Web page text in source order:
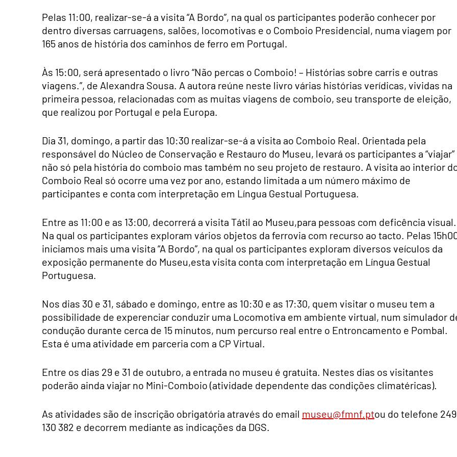
Pelas 11:00, realizar-se-á a visita “A Bordo”, na qual os participantes poderão conhecer por
dentro diversas carruagens, salões, locomotivas e o Comboio Presidencial, numa viagem por
165 anos de história dos caminhos de ferro em Portugal.
Às 15:00, será apresentado o livro “Não percas o Comboio! – Histórias sobre carris e outras
viagens.”, de Alexandra Sousa. A autora reúne neste livro várias histórias verídicas, vividas na
primeira pessoa, relacionadas com as muitas viagens de comboio, seu transporte de eleição,
que realizou por Portugal e pela Europa.
Dia 31, domingo, a partir das 10:30 realizar-se-á a visita ao Comboio Real. Orientada pela
responsável do Núcleo de Conservação e Restauro do Museu, levará os participantes a “viajar”
não só pela história do comboio mas também no seu projeto de restauro. A visita ao interior
Comboio Real só ocorre uma vez por ano, estando limitada a um número máximo de
participantes e conta com interpretação em Língua Gestual Portuguesa.
Entre as 11:00 e as 13:00, decorrerá a visita Tátil ao Museu,para pessoas com deficência visual.
Na qual os participantes exploram vários objetos da ferrovia com recurso ao tacto. Pelas
iniciamos mais uma visita “A Bordo”, na qual os participantes exploram diversos veículos da
exposição permanente do Museu,esta visita conta com interpretação em Língua Gestual
Portuguesa.
Nos dias 30 e 31, sábado e domingo, entre as 10:30 e as 17:30, quem visitar o museu tem a
possibilidade de experenciar conduzir uma Locomotiva em ambiente virtual, num simulador
condução durante cerca de 15 minutos, num percurso real entre o Entroncamento e Pombal.
Esta é uma atividade em parceria com a CP Virtual.
Entre os dias 29 e 31 de outubro, a entrada no museu é gratuita. Nestes dias os visitantes
poderão ainda viajar no Mini-Comboio (atividade dependente das condições climatéricas).
As atividades são de inscrição obrigatória através do email museu@fmnf.ptou do telefone 249
130 382 e decorrem mediante as indicações da DGS.